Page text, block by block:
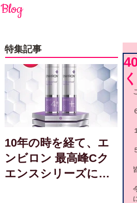
Blog
特集記事
10年の時を経て、エ
ンビロン 最高峰Cク
エンスシリーズに新